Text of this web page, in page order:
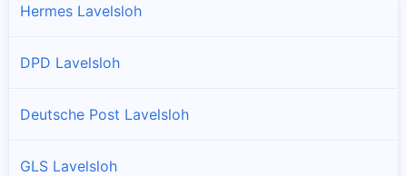
Hermes Lavelsloh
DPD Lavelsloh
Deutsche Post Lavelsloh
GLS Lavelsloh